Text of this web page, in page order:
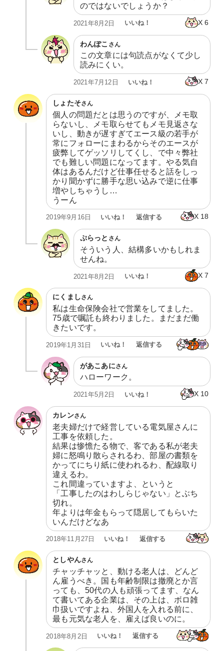
のではないでしょうか？
X6
2021年8月2日 いいね！
わんぽこ さん
この文章には句読点がなくて少し
読みにくい。
X7
2021年7月12日 いいね！
しょたそさん
個人の問題だとは思うのですが、メモ取
らないし、メモ取らせてもメモ見返さな
いし、動きが遅すぎてエース級の若手が
常にフォローにまわるからそのエースが
疲弊してゲッソリしてくし、で中々弊社
でも難しい問題になってます。やる気自
体はあるんだけど仕事任せると話をしっ
かり聞かずに勝手な思い込みで逆に仕事
増やしちゃうし…
うーん
X 18
2019年9月16日 いいね！ 返信する
ぷらっと さん
そういう人、結構多いかもしれま
せんね。
X7
2021年8月2日 いいね！
にくましさん
私は生命保険会社で営業をしてました。
75歳で嘱託も終わりました。まだまだ働
きたいです。
2019年1月31日 いいね！ 返信する
があこあにさん
ハローワーク。
X 10
2021年5月2日 いいね！
カレンさん
老夫婦だけで経営している電気屋さんに
工事を依頼した。
結果は惨憺たる物で、客である私が老夫
婦に怒鳴り散らされるわ、部屋の書類を
かってにちり紙に使われるわ、配線取り
違えるわ。
これ間違っていますよ、というと
「工事したのはわしらじゃない」とぶち
切れ。
年よりは年金もらって隠居してもらいた
いんだけどなあ
2018年11月27日 いいね！ 返信する
としやんさん
チャッチャッと、動ける老人は、どんど
ん雇うべき。国も年齢制限は撤廃とか言
っても、50代の人も頑張ってます、なん
て書いてある企業は、その上は、ボロ雑
巾扱いですよね、外国人を入れる前に、
最も元気な老人を、雇えば良いのに。
2018年8月2日 いいね！ 返信する